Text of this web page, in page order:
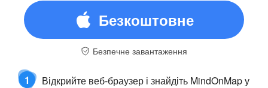
Безкоштовне
завантаження
Безпечне завантаження
1
Відкрийте веб-браузер і знайдіть MindOnMap у